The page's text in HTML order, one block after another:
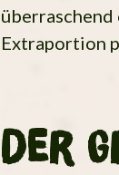
Extraportion
Der